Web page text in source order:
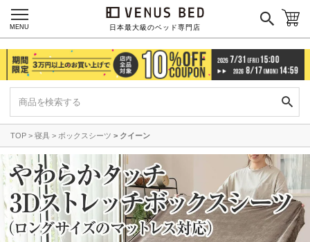
日本最大級のベッド専門店
MENU
TOP 寝具 ボックスシーツ クイーン